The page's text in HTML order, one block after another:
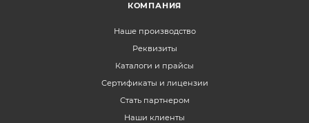
КОМПАНИЯ
Наше производство
Реквизиты
Каталоги и прайсы
Сертификаты и лицензии
Стать партнером
Наши клиенты